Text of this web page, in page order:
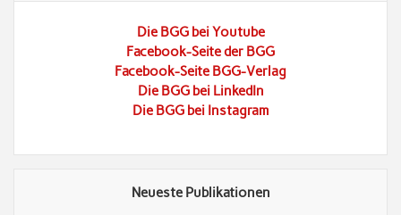
Die BGG bei Youtube
Facebook-Seite der BGG
Facebook-Seite BGG-Verlag
Die BGG bei LinkedIn
Die BGG bei Instagram
Neueste Publikationen